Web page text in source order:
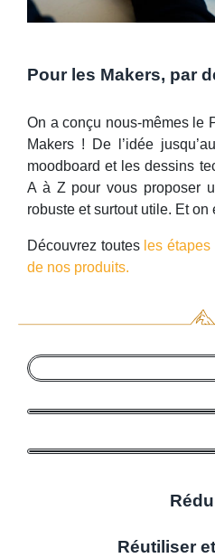
Pour les Makers, par
On a conçu nous-mêmes le
Makers ! De l’idée
moodboard et les dessins
A à Z pour vous proposer
robuste et surtout utile. Et on
Découvrez toutes les
de nos produits.
Réutiliser